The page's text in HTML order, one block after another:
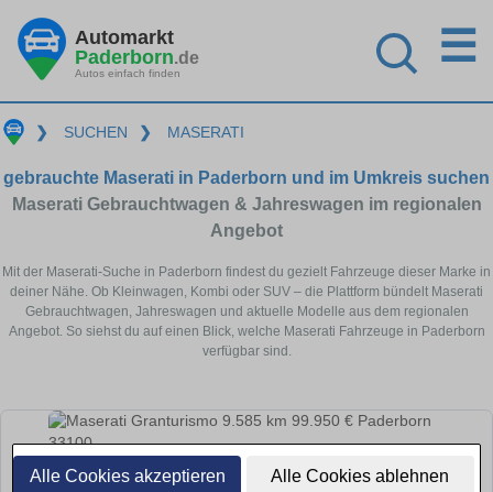
Alle Cookies akzeptieren Alle Cookies ablehnen
Automarkt
Paderborn.de
Autos einfach finden
☰
❯ SUCHEN ❯ MASERATI
gebrauchte Maserati in Paderborn und im Umkreis suchen
Maserati Gebrauchtwagen & Jahreswagen im regionalen
Angebot
Mit der Maserati-Suche in Paderborn findest du gezielt Fahrzeuge dieser Marke in
deiner Nähe. Ob Kleinwagen, Kombi oder SUV – die Plattform bündelt Maserati
Gebrauchtwagen, Jahreswagen und aktuelle Modelle aus dem regionalen
Angebot. So siehst du auf einen Blick, welche Maserati Fahrzeuge in Paderborn
verfügbar sind.